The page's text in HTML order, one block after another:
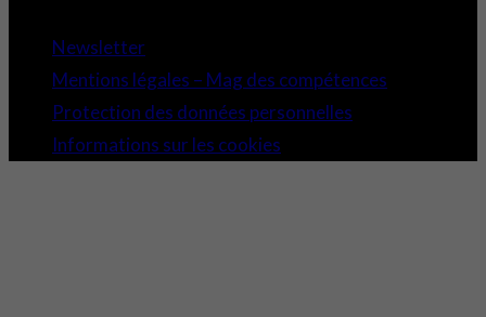
Newsletter
Mentions légales – Mag des compétences
Protection des données personnelles
Informations sur les cookies